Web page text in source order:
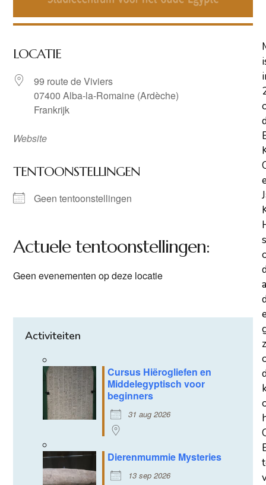
LOCATIE
99 route de Viviers
07400 Alba-la-Romaine (Ardèche)
Frankrijk
Website
TENTOONSTELLINGEN
Geen tentoonstellingen
Actuele tentoonstellingen:
Geen evenementen op deze locatie
Activiteiten
Cursus Hiërogliefen en
Middelegyptisch voor
beginners
31 aug 2026
Dierenmummie Mysteries
13 sep 2026